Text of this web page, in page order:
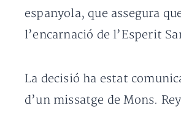
espanyola, que assegura
l’encarnació de l’Esperit
La decisió ha estat
d’un missatge de Mons.